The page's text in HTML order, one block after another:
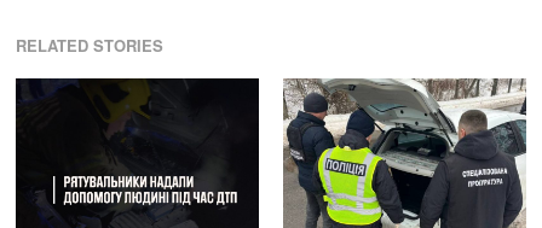
RELATED STORIES